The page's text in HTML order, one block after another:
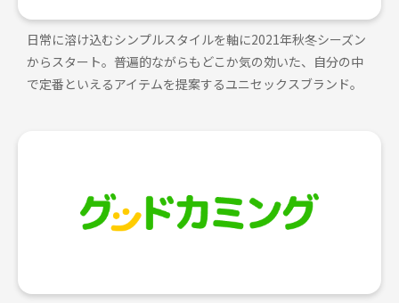
日常に溶け込むシンプルスタイルを軸に2021年秋冬シーズン
からスタート。普遍的ながらもどこか気の効いた、自分の中
で定番といえるアイテムを提案するユニセックスブランド。